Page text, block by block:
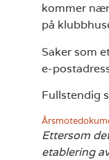
kommer
på
Saker som
e-
Fullstendig
Ettersom
etablering